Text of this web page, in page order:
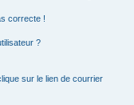
correcte !
?
sur le lien de courrier